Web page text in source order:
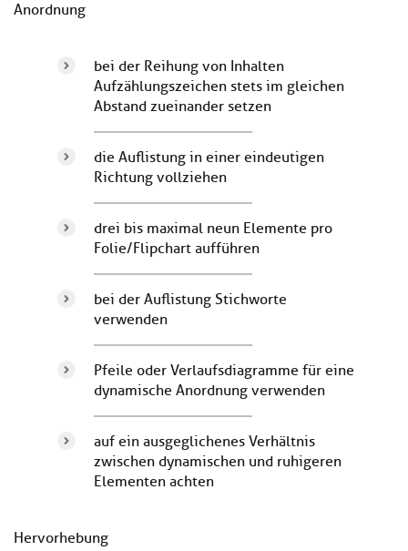
Anordnung
bei der Reihung von Inhalten
Aufzählungszeichen stets im gleichen
Abstand zueinander setzen
die Auflistung in einer eindeutigen
Richtung vollziehen
drei bis maximal neun Elemente pro
Folie/Flipchart aufführen
bei der Auflistung Stichworte
verwenden
Pfeile oder Verlaufsdiagramme für eine
dynamische Anordnung verwenden
auf ein ausgeglichenes Verhältnis
zwischen dynamischen und ruhigeren
Elementen achten
Hervorhebung